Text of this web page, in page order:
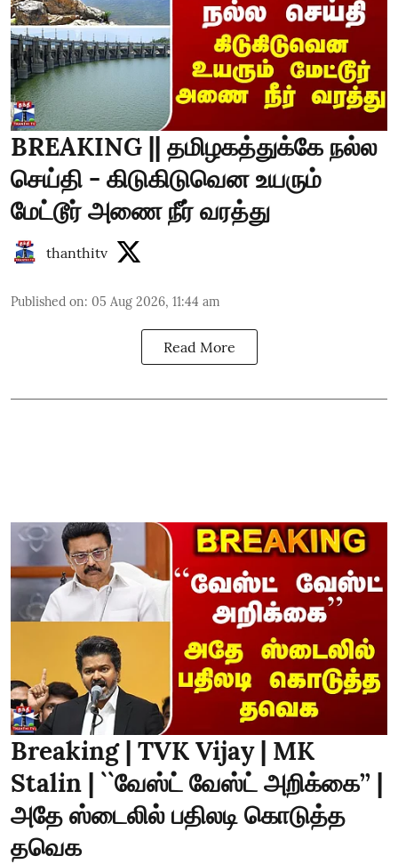
BREAKING || தமிழகத்துக்கே நல்ல
செய்தி - கிடுகிடுவென உயரும்
மேட்டூர் அணை நீர் வரத்து
thanthitv
Published on: 05 Aug 2026, 11:44 am
Read More
Breaking | TVK Vijay | MK
Stalin | ``வேஸ்ட் வேஸ்ட் அறிக்கை’’ |
அதே ஸ்டைலில் பதிலடி கொடுத்த
தவெக